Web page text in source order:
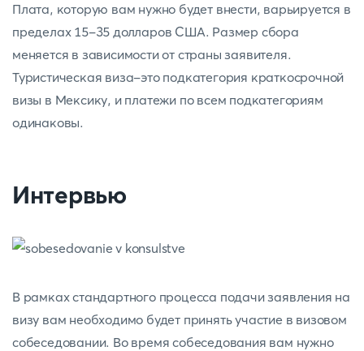
Плата, которую вам нужно будет внести, варьируется в
пределах 15-35 долларов США. Размер сбора
меняется в зависимости от страны заявителя.
Туристическая виза-это подкатегория краткосрочной
визы в Мексику, и платежи по всем подкатегориям
одинаковы.
Интервью
В рамках стандартного процесса подачи заявления на
визу вам необходимо будет принять участие в визовом
собеседовании. Во время собеседования вам нужно